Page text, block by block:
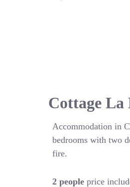
Cottage La
Accommodation in
bedrooms with two
fire.
2 peopleprice